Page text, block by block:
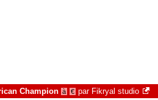
Champion à € par Fikryal studio